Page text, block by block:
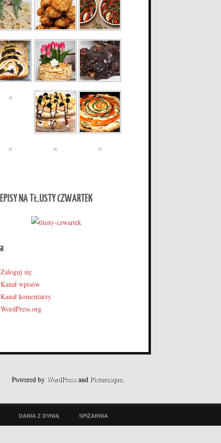
NA TŁUSTY CZWARTEK
Zaloguj się
Kanał wpisów
Kanał komentarzy
WordPress.org
Powered by WordPressand Picturesque.
DANIA Z DYNIĄ SPIŻARNIA